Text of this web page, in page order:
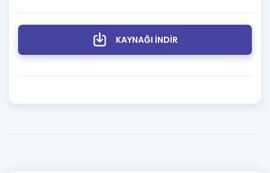
KAYNAĞI İNDİR